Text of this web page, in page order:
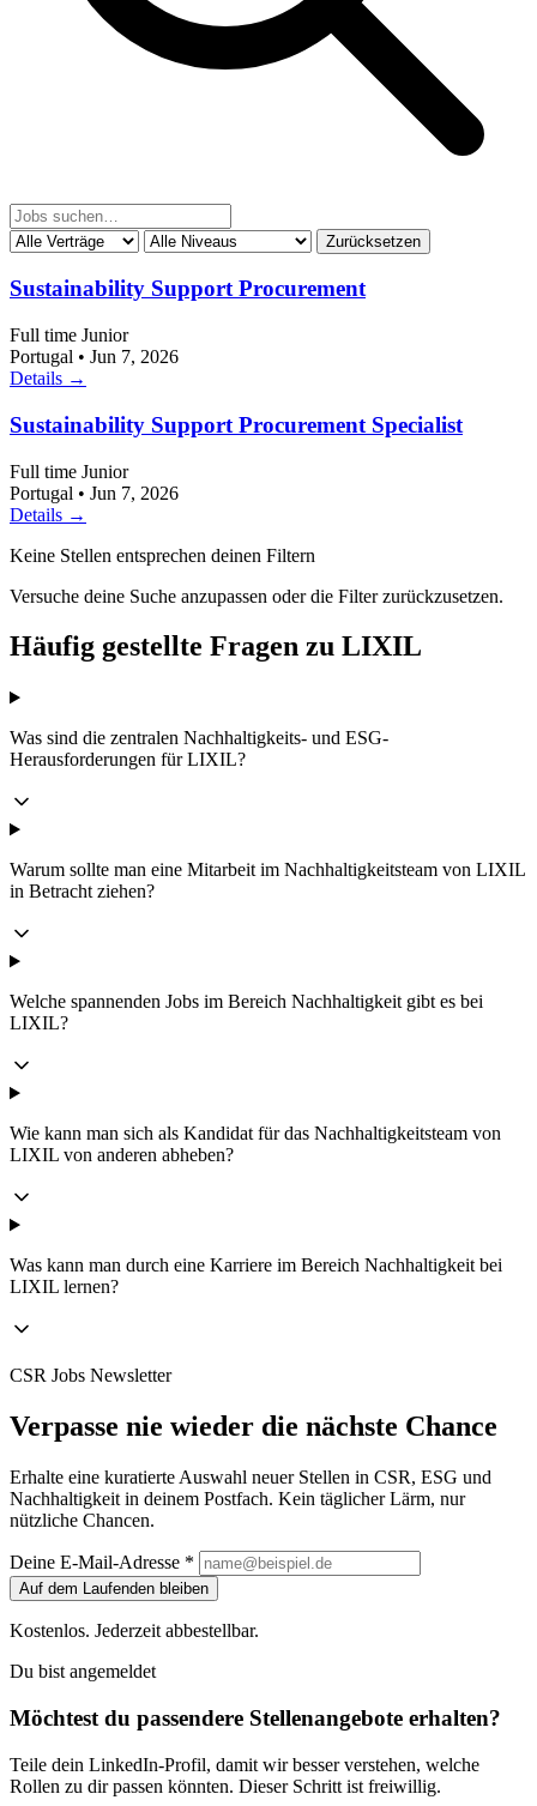
Zurücksetzen
Sustainability Support Procurement
Full time Junior
Portugal • Jun 7, 2026
Details →
Sustainability Support Procurement Specialist
Full time Junior
Portugal • Jun 7, 2026
Details →
Keine Stellen entsprechen deinen Filtern
Versuche deine Suche anzupassen oder die Filter zurückzusetzen.
Häufig gestellte Fragen zu LIXIL
Was sind die zentralen Nachhaltigkeits- und ESG-
Herausforderungen für LIXIL?
Warum sollte man eine Mitarbeit im Nachhaltigkeitsteam von LIXIL
in Betracht ziehen?
Welche spannenden Jobs im Bereich Nachhaltigkeit gibt es bei
LIXIL?
Wie kann man sich als Kandidat für das Nachhaltigkeitsteam von
LIXIL von anderen abheben?
Was kann man durch eine Karriere im Bereich Nachhaltigkeit bei
LIXIL lernen?
CSR Jobs Newsletter
Verpasse nie wieder die nächste Chance
Erhalte eine kuratierte Auswahl neuer Stellen in CSR, ESG und
Nachhaltigkeit in deinem Postfach. Kein täglicher Lärm, nur
nützliche Chancen.
Deine E-Mail-Adresse *
Auf dem Laufenden bleiben
Kostenlos. Jederzeit abbestellbar.
Du bist angemeldet
Möchtest du passendere Stellenangebote erhalten?
Teile dein LinkedIn-Profil, damit wir besser verstehen, welche
Rollen zu dir passen könnten. Dieser Schritt ist freiwillig.